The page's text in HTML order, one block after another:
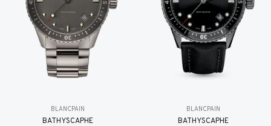
BLANCPAIN
BATHYSCAPHE
BLANCPAIN
BATHYSCAPHE